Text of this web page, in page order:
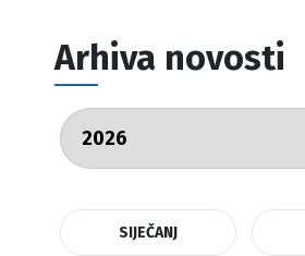
Arhiva novosti
SIJEČANJ